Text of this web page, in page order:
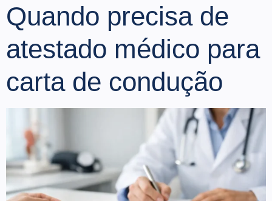
Quando precisa de
atestado médico para
carta de condução